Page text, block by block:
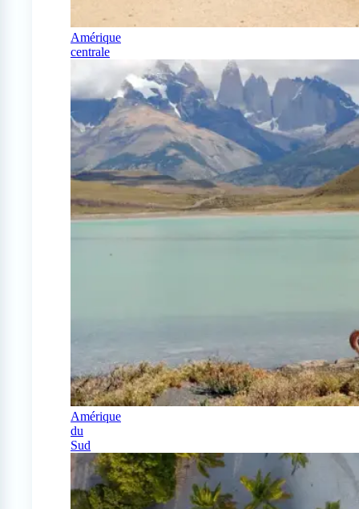
Amérique
centrale
Amérique
du
Sud